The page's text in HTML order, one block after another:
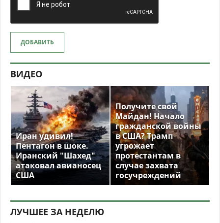
ДОБАВИТЬ
ВИДЕО
Иран удивил!
Пентагон в шоке.
Иранский "Шахед"
атаковал авианосец
США
Получите свой
Майдан! Начало
гражданской войны
в США? Трамп
угрожает
протестантам в
случае захвата
госучреждений
ЛУЧШЕЕ ЗА НЕДЕЛЮ